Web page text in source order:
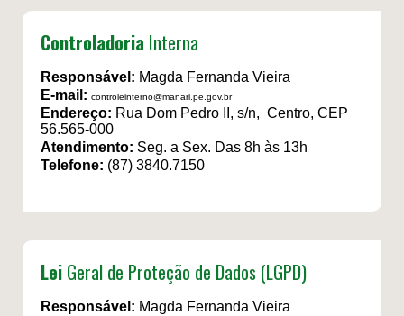
Controladoria Interna
Responsável: Magda Fernanda Vieira
E-mail: controleinterno@manari.pe.gov.br
Endereço: Rua Dom Pedro II, s/n, Centro, CEP
56.565-000
Atendimento: Seg. a Sex. Das 8h às 13h
Telefone: (87) 3840.7150
Lei Geral de Proteção de Dados (LGPD)
Responsável: Magda Fernanda Vieira